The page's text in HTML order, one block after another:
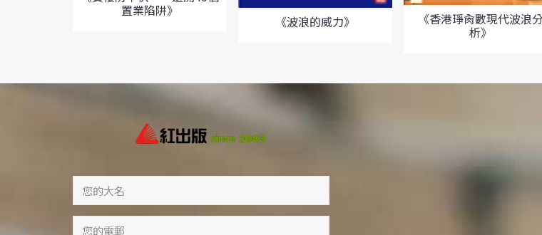
置業陷阱》
《波浪的威力》 《香港琤肏數現代波浪
析》